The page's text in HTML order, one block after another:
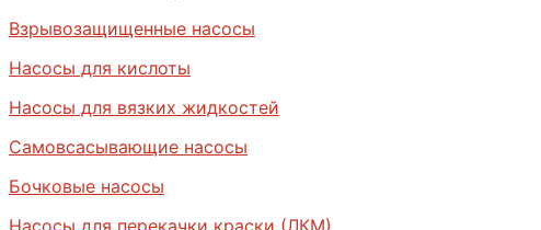
Взрывозащищенные насосы
Насосы для кислоты
Насосы для вязких жидкостей
Самовсасывающие насосы
Бочковые насосы
Насосы для перекачки краски (ЛКМ)